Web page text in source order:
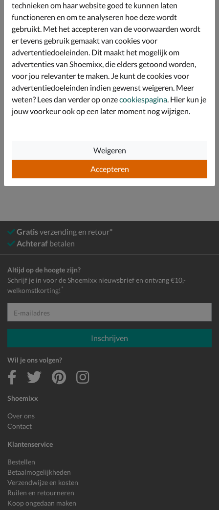
Gevoerd met leer voor een zacht draaggevoel voor de
gevoelige kindervoetjes.
Voorzien van een voorgevormd voetbed met suède
toplaag. Dit biedt een lichte ondersteuning en fijne
demping tijdens het lopen.
Afgewerkt met een stevige rubberen loopzool
Specificaties
Sandalen
Gratisverzending en retour*
Achteraf betalen
Shoemixx
Over ons
Contact
Klantenservice
Bestellen
Betaalmogelijkheden
Verzendwijze en kosten
Ruilen en retourneren
Koop ongedaan maken
Altijd op de hoogte zijn?
Schrijf je in voor de Shoemixx nieuwsbrief en ontvang €10,-
welkomstkorting! *
E-mailadres
Inschrijven
Wil je ons volgen?
technieken om haar website goed te kunnen laten
functioneren en om te analyseren hoe deze wordt
gebruikt. Met het accepteren van de voorwaarden wordt
er tevens gebruik gemaakt van cookies voor
advertentiedoeleinden. Dit maakt het mogelijk om
advertenties van Shoemixx, die elders getoond worden,
voor jou relevanter te maken. Je kunt de cookies voor
advertentiedoeleinden indien gewenst weigeren. Meer
weten? Lees dan verder op onzecookiespagina. Hier kun je
jouw voorkeur ook op een later moment nog wijzigen.
Accepteren
Weigeren